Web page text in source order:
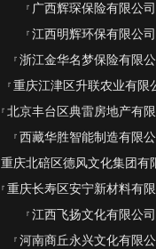
广西辉琛保险有限公司
江西明辉环保有限公司
浙江金华名梦保险有限公
重庆江津区升联农业有限
北京丰台区典雷房地产有限
西藏华胜智能制造有限公
重庆北碚区德风文化集团有
重庆长寿区安宁新材料有限
江西飞扬文化有限公司
河南商丘永兴文化有限公